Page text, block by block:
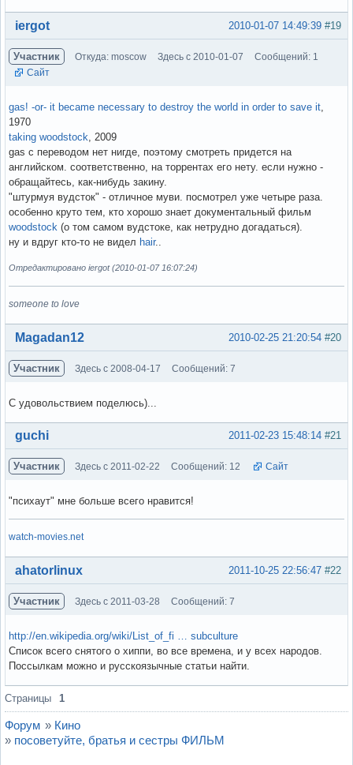
Вне форума #19
2010-01-07 14:49:39
iergot
Участник Откуда: moscow Здесь с 2010-01-07
Сообщений: 1
Сайт
gas! -or- it became necessary to destroy the world in order to save it
1970
taking woodstock , 2009
gas с переводом нет нигде, поэтому смотреть придется на
английском. соответственно, на торрентах его нету. если нужно -
обращайтесь, как-нибудь закину.
"штурмуя вудсток" - отличное муви. посмотрел уже четыре раза.
особенно круто тем, кто хорошо знает документальный фильм
woodstock (о том самом вудстоке, как нетрудно догадаться).
ну и вдруг кто-то не видел hair..
Отредактировано iergot (2010-01-07 16:07:24)
someone to love
Вне форума #20
2010-02-25 21:20:54
Magadan12
Участник Здесь с 2008-04-17 Сообщений: 7
С удовольствием поделюсь)...
Вне форума #21
2011-02-23 15:48:14
guchi
Участник Здесь с 2011-02-22 Сообщений: 12 Сайт
"психаут" мне больше всего нравится!
watch-movies.net
Вне форума #22
2011-10-25 22:56:47
ahatorlinux
Участник Здесь с 2011-03-28 Сообщений: 7
http://en.wikipedia.org/wiki/List_of_fi … subculture
Список всего снятого о хиппи, во все времена, и у всех народов.
Поссылкам можно и русскоязычные статьи найти.
Вне форума
Страницы 1
Форум » Кино
» посоветуйте, братья и сестры ФИЛЬМ